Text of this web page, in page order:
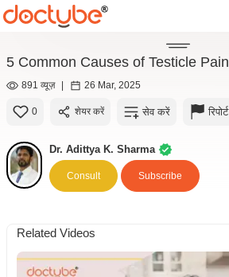
5 Common Causes of Testicle Pain
891 व्यूज़ | 26 Mar, 2025
0 शेयर करें सेव करें रिपोर्ट
Dr. Adittya K. Sharma
Consult Subscribe
Related Videos